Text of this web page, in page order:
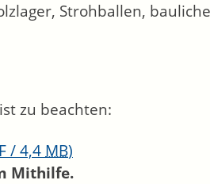
Strohballen,
zu beachten:
/ 4,4 MB)
Mithilfe.